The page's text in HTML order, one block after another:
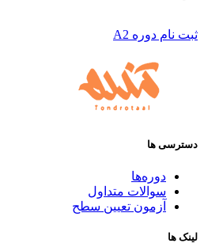
ثبت نام دوره A2
دسترسی ها
دوره‌ها
سوالات متداول
آزمون تعیین سطح
لینک ها